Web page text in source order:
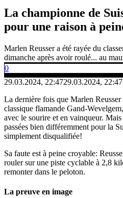
La championne de
pour une raison à
Marlen Reusser a été rayée du
dimanche après avoir roulé... au
0
29.03.2024, 22:4729.03.2024, 22:47
La dernière fois que Marlen
classique flamande Gand-
avec le sourire et en vainqueur. Mais
passées bien différemment pour la
simplement disqualifiée!
Sa faute est à peine croyable:
rouler sur une piste cyclable à 2,8
remonter dans le peloton.
La preuve en image